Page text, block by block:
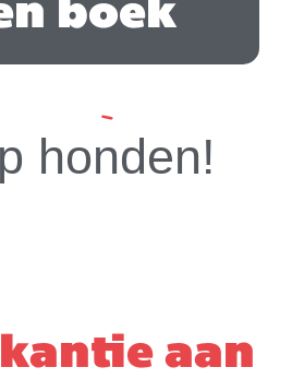
boek
honden!
aan